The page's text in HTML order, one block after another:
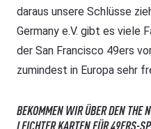
daraus unsere Schlüsse
Germany e.V. gibt es viele
der San Francisco 49ers
zumindest in Europa sehr
BEKOMMEN WIR ÜBER DEN THE
LEICHTER KARTEN FÜR 49ERS-